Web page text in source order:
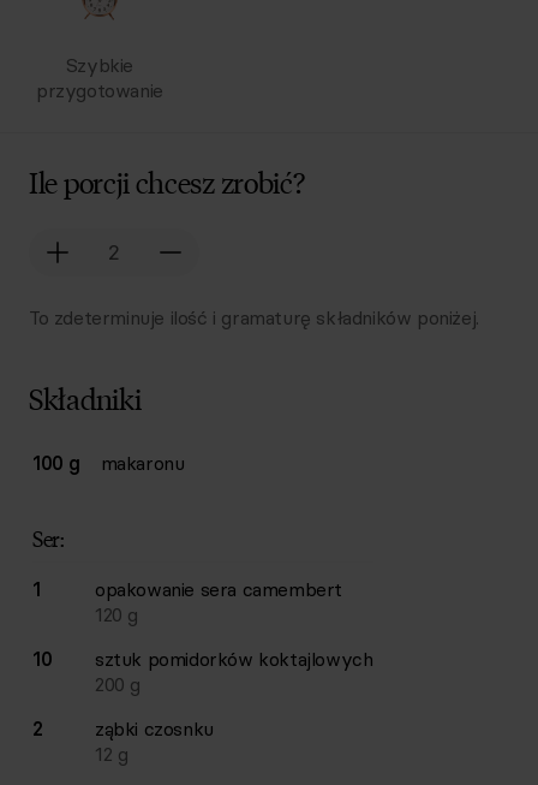
Szybkie
przygotowanie
Ile porcji chcesz zrobić?
To zdeterminuje ilość i gramaturę składników poniżej.
Składniki
Lista składników przepisu z ilościami i wagami
Ilość Składnik
100 g makaronu
Ser:
1 opakowanie sera camembert
120 g
10
sztuk pomidorków koktajlowych
200 g
2
ząbki czosnku
12 g